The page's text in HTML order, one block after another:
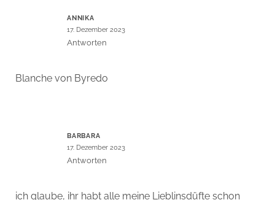
ANNIKA
17. Dezember 2023
Antworten
Blanche von Byredo
BARBARA
17. Dezember 2023
Antworten
ich glaube, ihr habt alle meine Lieblinsdüfte schon